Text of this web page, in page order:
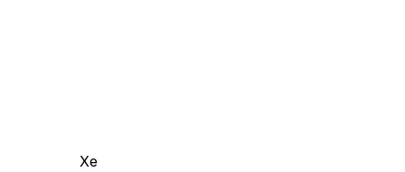
Xe